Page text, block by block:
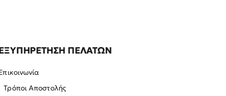
ΠΕΛΑΤΩΝ
Τρόποι Αποστολής